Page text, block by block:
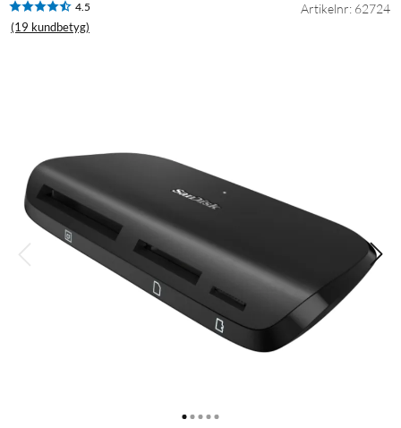
4.5
(19 kundbetyg)
Artikelnr: 62724